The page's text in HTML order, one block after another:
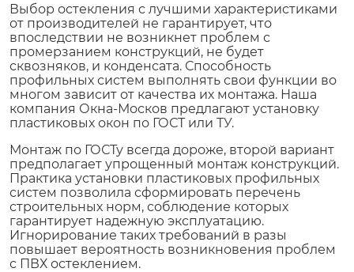
Выбор остекления с лучшими характеристиками
от производителей не гарантирует, что
впоследствии не возникнет проблем с
промерзанием конструкций, не будет
сквозняков, и конденсата. Способность
профильных систем выполнять свои функции во
многом зависит от качества их монтажа. Наша
компания Окна-Москов предлагают установку
пластиковых окон по ГОСТ или ТУ.
Монтаж по ГОСТу всегда дороже, второй вариант
предполагает упрощенный монтаж конструкций.
Практика установки пластиковых профильных
систем позволила сформировать перечень
строительных норм, соблюдение которых
гарантирует надежную эксплуатацию.
Игнорирование таких требований в разы
повышает вероятность возникновения проблем
с ПВХ остеклением.